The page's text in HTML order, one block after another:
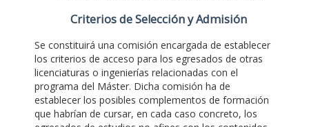
Criterios de Selección y Admisión
Se constituirá una comisión encargada de establecer
los criterios de acceso para los egresados de otras
licenciaturas o ingenierías relacionadas con el
programa del Máster. Dicha comisión ha de
establecer los posibles complementos de formación
que habrían de cursar, en cada caso concreto, los